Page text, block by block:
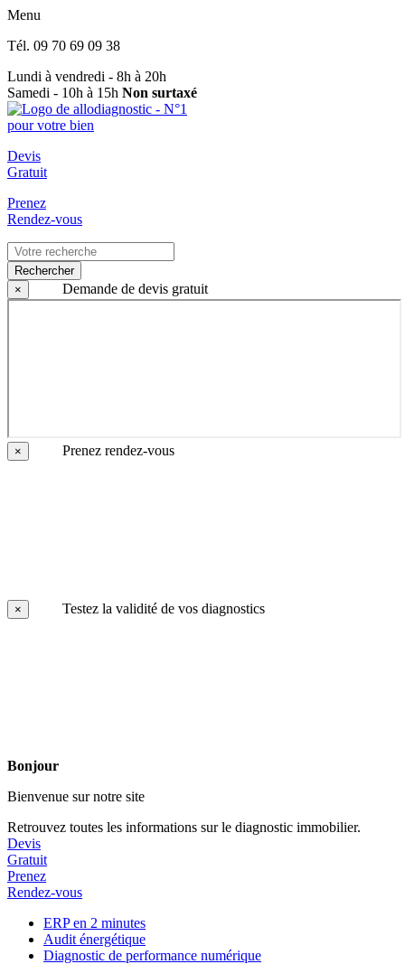
Menu
Tél. 09 70 69 09 38
Lundi à vendredi - 8h à 20h
Samedi - 10h à 15h Non surtaxé
Devis
Gratuit
Prenez
Rendez-vous
Rechercher
×
Demande de devis gratuit
× Prenez rendez-vous
× Testez la validité de vos diagnostics
Bonjour
Bienvenue sur notre site
Retrouvez toutes les informations sur le diagnostic immobilier.
Devis
Gratuit
Prenez
Rendez-vous
ERP en 2 minutes
Audit énergétique
Diagnostic de performance numérique